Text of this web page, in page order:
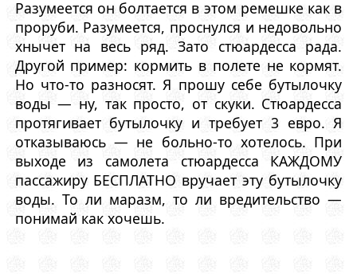
Разумеется он болтается в этом ремешке как в
проруби. Разумеется, проснулся и недовольно
хнычет на весь ряд. Зато стюардесса рада.
Другой пример: кормить в полете не кормят.
Но что-то разносят. Я прошу себе бутылочку
воды — ну, так просто, от скуки. Стюардесса
протягивает бутылочку и требует 3 евро. Я
отказываюсь — не больно-то хотелось. При
выходе из самолета стюардесса КАЖДОМУ
пассажиру БЕСПЛАТНО вручает эту бутылочку
воды. То ли маразм, то ли вредительство —
понимай как хочешь.